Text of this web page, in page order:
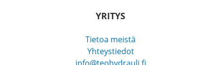
YRITYS
Tietoa meistä
Yhteystiedot